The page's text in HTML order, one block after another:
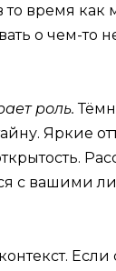
то время как
о чем-то
роль.
Яркие
с вашими
Если